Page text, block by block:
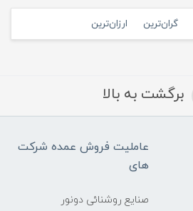
گران‌ترین ارزان‌ترین
برگشت به بالا
عاملیت فروش عمده شرکت
های
صنایع روشنائی دونور